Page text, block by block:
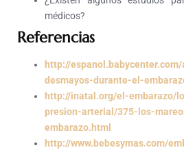
médicos?
Referencias
http://
desmayos-durante-el-
http://inatal.org/el-embarazo/
presion-arterial/375-los-
embarazo.html
http://www.bebesymas.com/